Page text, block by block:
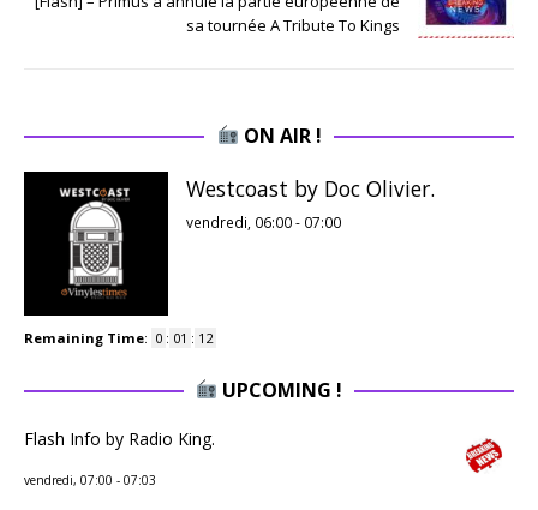
sa tournée A Tribute To Kings
ON AIR !
Westcoast by Doc Olivier.
vendredi, 06:00- 07:00
Remaining Time: 0 : 01 : 11
UPCOMING !
Flash Info by Radio King.
vendredi, 07:00 - 07:03